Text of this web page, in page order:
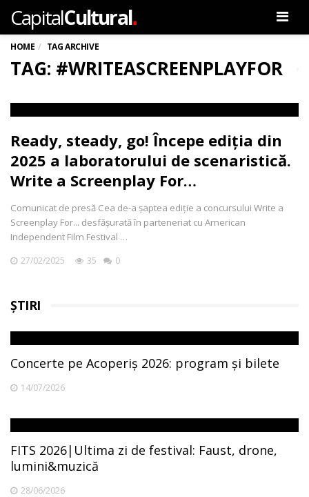
CapitalCultural.
HOME TAG ARCHIVE
TAG: #WRITEASCREENPLAYFOR
Ready, steady, go! Începe ediția din
2025 a laboratorului de scenaristică.
Write a Screenplay For…
Comunicat de presă Cea de-a șaptea ediție a concursului Write a
Screenplay For... desfășurată în parteneriat cu American
Independent Film Festival …
27/02/2025 35 0
ȘTIRI
Concerte pe Acoperiș 2026: program și bilete
14/07/2026
FITS 2026|Ultima zi de festival: Faust, drone,
lumini&muzică
28/06/2026